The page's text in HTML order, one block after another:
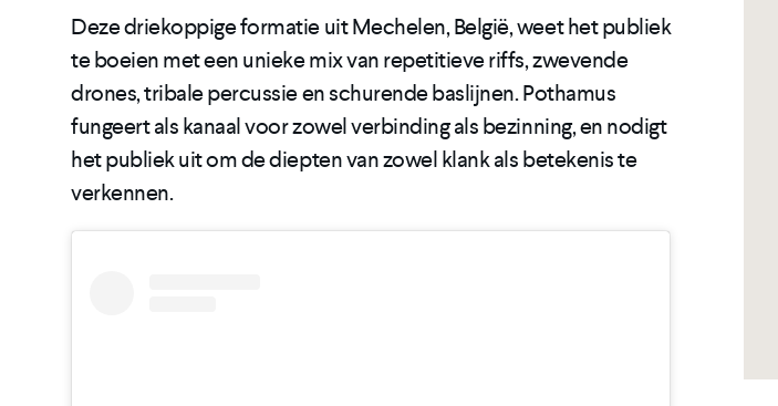
Deze driekoppige formatie uit Mechelen, België, weet het publiek
te boeien met een unieke mix van repetitieve riffs, zwevende
drones, tribale percussie en schurende baslijnen. Pothamus
fungeert als kanaal voor zowel verbinding als bezinning, en nodigt
het publiek uit om de diepten van zowel klank als betekenis te
verkennen.